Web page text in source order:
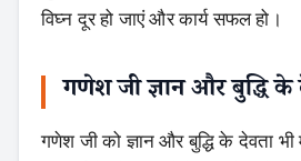
विघ्न दूर हो जाएं और कार्य सफल हो।
गणेश जीज्ञान और बुद्धि के
गणेश जी को ज्ञान और बुद्धि के देवता भी